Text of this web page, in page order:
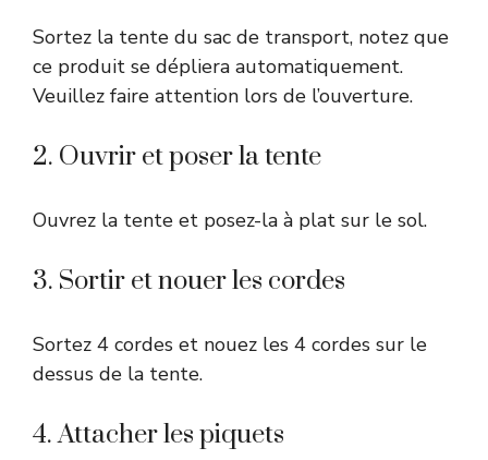
Sortez la tente du sac de transport, notez que
ce produit se dépliera automatiquement.
Veuillez faire attention lors de l’ouverture.
2. Ouvrir et poser la tente
Ouvrez la tente et posez-la à plat sur le sol.
3. Sortir et nouer les cordes
Sortez 4 cordes et nouez les 4 cordes sur le
dessus de la tente.
4. Attacher les piquets